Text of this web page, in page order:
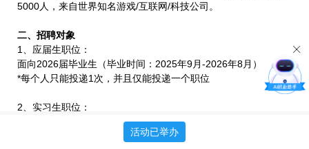
5000人，来自世界知名游戏/互联网/科技公司。
二、招聘对象
1、应届生职位：
面向2026届毕业生（毕业时间：2025年9月-2026年8月）
*每个人只能投递1次，并且仅能投递一个职位
2、实习生职位：
面向2027届及以后毕业的在校生（毕业时间：2026年9月及以
活动已举办